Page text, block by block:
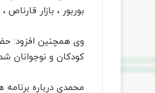
بوربور ، بازار
وی همچنین افزود:
کودکان و نوجوانان
محمدی درباره